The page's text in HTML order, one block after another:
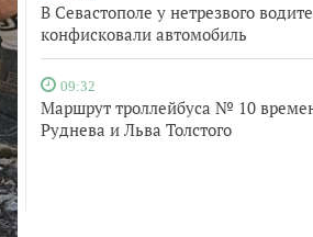
В Севастополе у нетрезвого
конфисковали автомобиль
09:32
Маршрут троллейбуса № 10
Руднева и Льва Толстого